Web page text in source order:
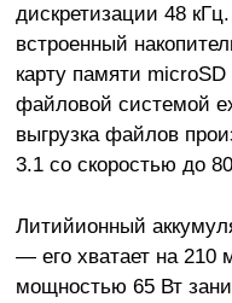
дискретизации 48
встроенный
карту памяти
файловой системой
выгрузка файлов
3.1 со скоростью до
Литийионный
— его хватает на 210
мощностью 65 Вт